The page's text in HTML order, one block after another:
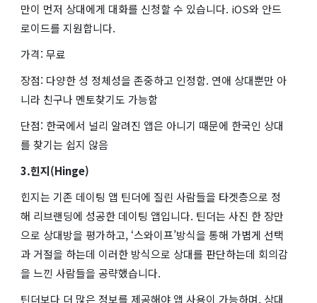
만이 먼저 상대에게 대화를 신청할 수 있습니다. iOS와 안드
로이드를 지원합니다.
가격: 무료
장점: 다양한 성 정체성을 존중하고 인정함. 연애 상대뿐만 아
니라 친구나 멘토찾기도 가능함
단점: 한국에서 널리 알려진 앱은 아니기 때문에 한국인 상대
를 찾기는 쉽지 않음
3.힌지(Hinge)
힌지는 기존 데이팅 앱 틴더에 질린 사람들을 타겟층으로 정
해 리브랜딩에 성공한 데이팅 앱입니다. 틴더는 사진 한 장만
으로 상대방을 평가하고, ‘스와이프’방식을 통해 가볍게 선택
과 거절을 하는데 이러한 방식으로 상대를 판단하는데 회의감
을 느낀 사람들을 공략했습니다.
틴더보다 더 많은 정보를 제공해야 앱 사용이 가능하며, 상대